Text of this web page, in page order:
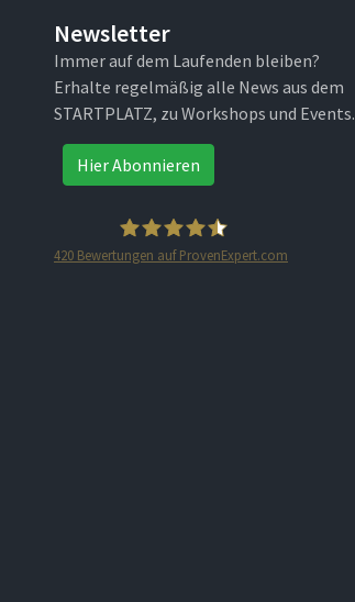
Newsletter
Immer auf dem Laufenden bleiben?
Erhalte regelmäßig alle News aus dem
STARTPLATZ, zu Workshops und Events.
Hier Abonnieren
420 Bewertungen auf ProvenExpert.com